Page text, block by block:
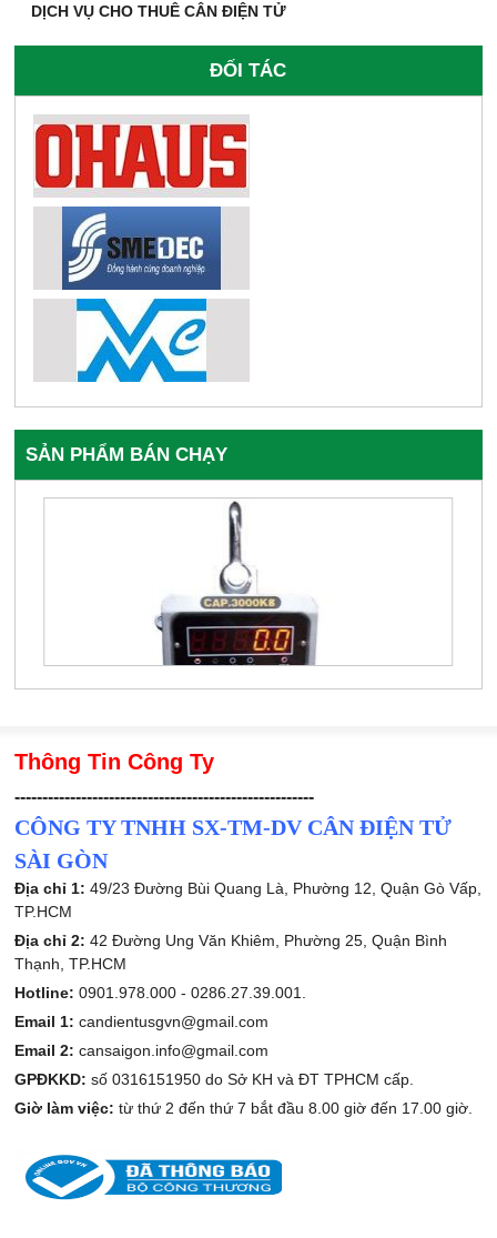
DỊCH VỤ CHO THUÊ CÂN ĐIỆN TỬ
ĐỐI TÁC
SẢN PHẨM BÁN CHẠY
Thông Tin Công Ty
------------------------------------------------------
CÔNG TY TNHH SX-TM-DV CÂN ĐIỆN TỬ
SÀI GÒN
Địa chỉ 1: 49/23 Đường Bùi Quang Là, Phường 12, Quận Gò Vấp,
TP.HCM
Địa chỉ 2:42 Đường Ung Văn Khiêm, Phường 25, Quận Bình
Thạnh, TP.HCM
Hotline: 0901.978.000 -0286.27.39.001.
Email 1: candientusgvn@gmail.com
Email 2: cansaigon.info@gmail.com
GPĐKKD: số 0316151950 do Sở KH và ĐT TPHCM cấp.
Giờ làm việc: từ thứ 2 đến thứ 7 bắt đầu 8.00 giờ đến 17.00 giờ.